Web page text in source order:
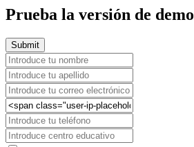
Prueba la versión de demo